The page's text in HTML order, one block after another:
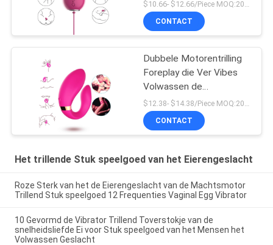
Controle Mini Flower
Silicone
$10.66- $12.66/Piece MOQ:20pcs
CONTACT
Dubbele Motorentrilling
Foreplay die Ver Vibes
Volwassen de
Parenspeelgoed plaagt
van Massager
$12.38- $14.38/Piece MOQ:20pcs
CONTACT
Het trillende Stuk speelgoed van het Eierengeslacht
Roze Sterk van het de Eierengeslacht van de Machtsmotor
Trillend Stuk speelgoed 12 Frequenties Vaginal Egg Vibrator
10 Gevormd de Vibrator Trillend Toverstokje van de
snelheidsliefde Ei voor Stuk speelgoed van het Mensen het
Volwassen Geslacht